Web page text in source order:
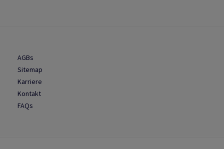
AGBs
Sitemap
Karriere
Kontakt
FAQs